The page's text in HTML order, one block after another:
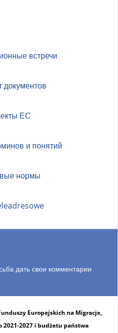
встречи
документов
ЕС
и понятий
нормы
дать свои комментарии
Europejskich na Migracje,
2021-2027 i budżetu państwa